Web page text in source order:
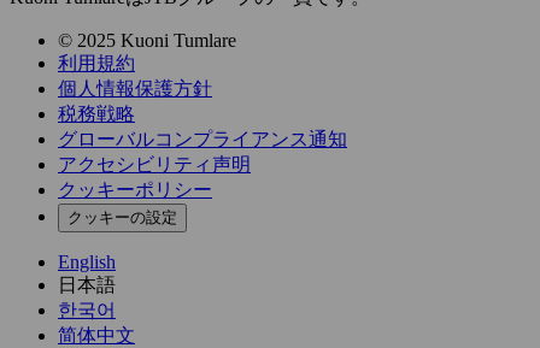
© 2025 Kuoni Tumlare
利用規約
個人情報保護方針
税務戦略
グローバルコンプライアンス通知
アクセシビリティ声明
クッキーポリシー
クッキーの設定
English
日本語
한국어
简体中文